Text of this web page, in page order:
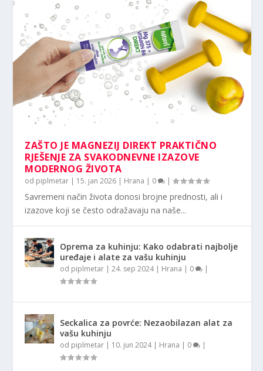
ZAŠTO JE MAGNEZIJ DIREKT PRAKTIČNO
RJEŠENJE ZA SVAKODNEVNE IZAZOVE
MODERNOG ŽIVOTA
od piplmetar | 15. jan 2026 | Hrana | 0 |
Savremeni način života donosi brojne prednosti, ali i
izazove koji se često odražavaju na naše...
Oprema za kuhinju: Kako odabrati najbolje
uređaje i alate za vašu kuhinju
od piplmetar |24. sep 2024| Hrana | 0 |
Seckalica za povrće: Nezaobilazan alat za
vašu kuhinju
od piplmetar | 10. jun 2024| Hrana | 0 |